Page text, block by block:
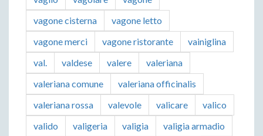
vagone cisterna
vagone letto
vagone merci
vagone ristorante
vainiglina
val.
valdese valere
valeriana
valeriana comune
valeriana officinalis
valeriana rossa
valevole valicare
valico
valido
valigeria valigia
valigia armadio